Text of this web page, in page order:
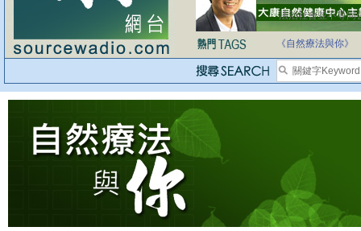
法治社會並不等同
自家教育合法化-
《自然療法與你》